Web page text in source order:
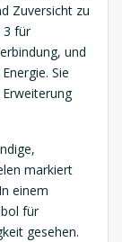
Zuversicht zu
3 für
und
Sie
markiert
einem
für
gesehen.